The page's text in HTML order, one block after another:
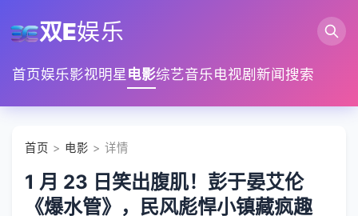
双E娱乐
首页娱乐影视明星电影综艺音乐电视剧 新闻搜索
首页 > 电影 > 详情
1 月 23 日笑出腹肌！彭于晏艾伦
《爆水管》，民风彪悍小镇藏疯趣